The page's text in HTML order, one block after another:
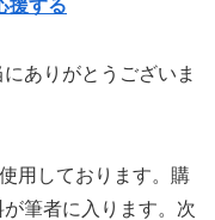
援する
ありがとうございま
用しております。購
筆者に入ります。次